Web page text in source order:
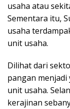
usaha atau
Sementara itu,
usaha
unit usaha.
Dilihat dari
pangan menjadi
unit usaha.
kerajinan